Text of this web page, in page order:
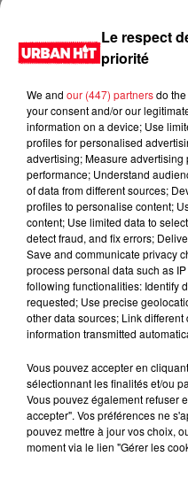
7 novembre 2025
Tension entre
propriétaire du SM
Le monde du rap et celui
du SM Caen, entraînant une
Le respect
priorité
We and our (447) partnersdo
your consent and/or our
information on a device; Use
profiles for personalised
advertising; Measure
performance; Understand
of data from different sources;
profiles to personalise content;
content; Use limited data to
detect fraud, and fix errors;
Save and communicate privacy
process personal data such as
following functionalities: Identify
requested; Use precise
other data sources; Link
information transmitted
Vous pouvez accepter en
sélectionnant les finalités et/ou
Vous pouvez également refuser
accepter". Vos préférences ne
pouvez mettre à jour vos choix,
moment via le lien "Gérer les